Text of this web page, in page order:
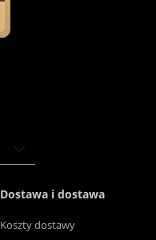
Dostawa i dostawa
Koszty dostawy